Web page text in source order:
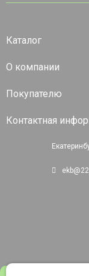
Каталог
О компании
Покупателю
Контактная